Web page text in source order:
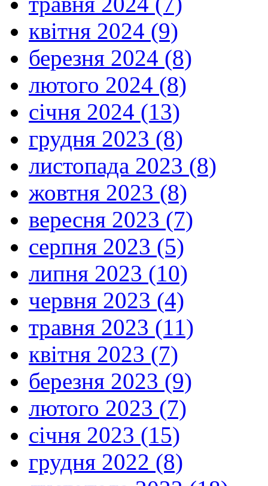
квітня 2024 (9)
березня 2024 (8)
лютого 2024 (8)
січня 2024 (13)
грудня 2023 (8)
листопада 2023 (8)
жовтня 2023 (8)
вересня 2023 (7)
серпня 2023 (5)
липня 2023 (10)
червня 2023 (4)
травня 2023 (11)
квітня 2023 (7)
березня 2023 (9)
лютого 2023 (7)
січня 2023 (15)
грудня 2022 (8)